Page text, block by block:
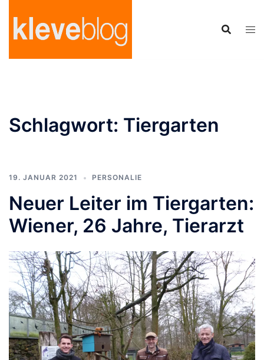
Inhalt
springen
Schlagwort: Tiergarten
19. JANUAR 2021 PERSONALIE
Neuer Leiter im Tiergarten:
Wiener, 26 Jahre, Tierarzt